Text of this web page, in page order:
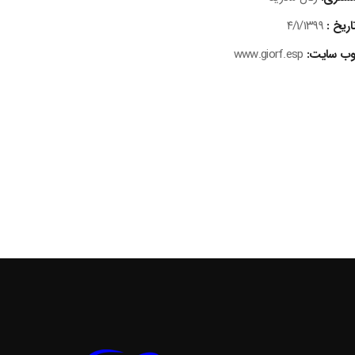
: ۴/۱/۱۳۹۹
وب سایت: www.giorf.esp